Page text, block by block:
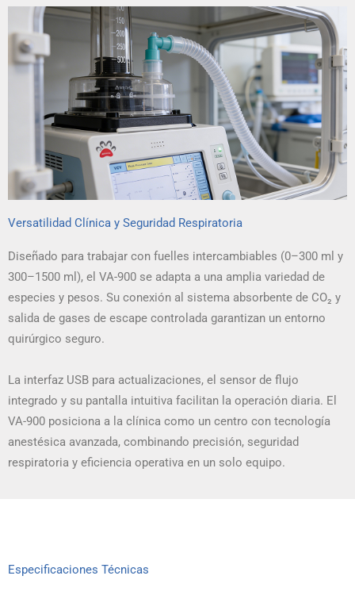
Versatilidad Clínica y Seguridad Respiratoria
Diseñado para trabajar con fuelles intercambiables (0–300 ml y
300–1500 ml), el VA-900 se adapta a una amplia variedad de
especies y pesos. Su conexión al sistema absorbente de CO₂ y
salida de gases de escape controlada garantizan un entorno
quirúrgico seguro.
La interfaz USB para actualizaciones, el sensor de flujo
integrado y su pantalla intuitiva facilitan la operación diaria. El
VA-900 posiciona a la clínica como un centro con tecnología
anestésica avanzada, combinando precisión, seguridad
respiratoria y eficiencia operativa en un solo equipo.
Especificaciones Técnicas